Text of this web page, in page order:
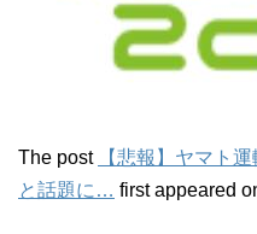
The post
【悲報】ヤマト
と話題に… first appeared